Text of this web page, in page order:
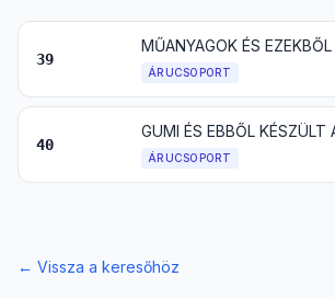
39
ÁRUCSOPORT
40
GUMI ÉS EBBŐL KÉSZÜLT
ÁRUCSOPORT
← Vissza a keresőhöz